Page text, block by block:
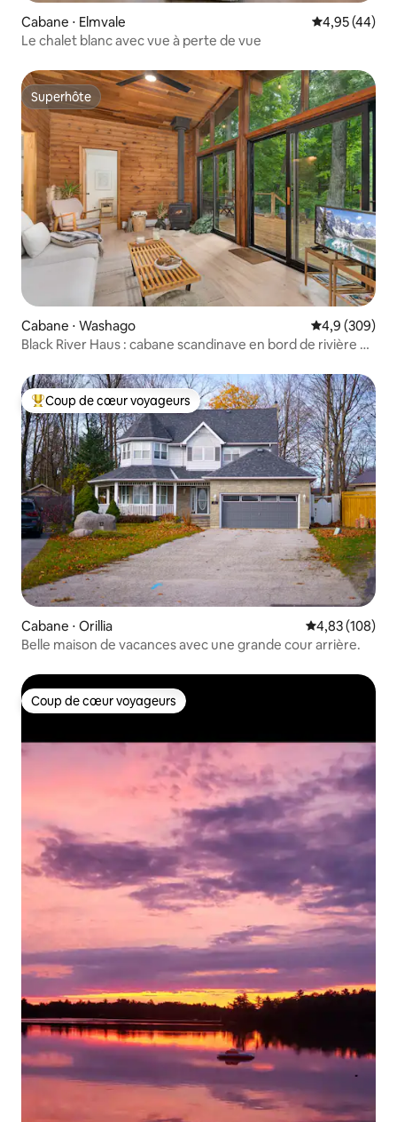
Cabane ⋅ Elmvale Évaluation
4,95 (44)
Le chalet blanc avec vue à perte de vue
Superhôte
Superhôte
Cabane ⋅ Washago Évaluation
4,9 (309)
Black River Haus : cabane scandinave en bord de rivière à
Coups de cœur voyageurs les plus appréciés
Coup de cœur voyageurs
Cabane ⋅ Orillia Évaluation
4,83 (108)
Belle maison de vacances avec une grande cour arrière.
Coup de cœur voyageurs
Coup de cœur voyageurs